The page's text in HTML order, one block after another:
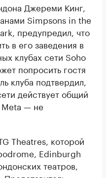
Джереми Кинг,
Simpsons in the
предупредил, что
в его заведения в
клубах сети Soho
попросить гостя
клуба подтвердил,
действует общий
Meta — не
Theatres, которой
Edinburgh
театров,